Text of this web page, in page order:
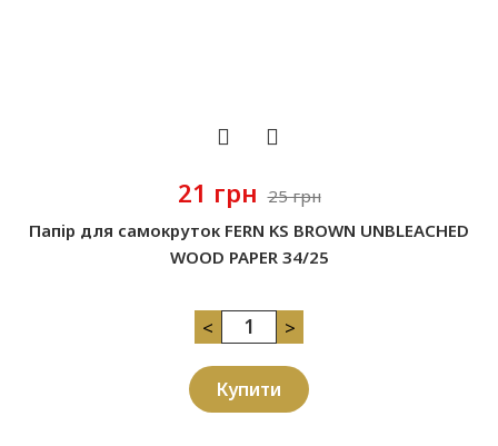
21 грн 25 грн
Папір для самокруток FERN KS BROWN UNBLEACHED
WOOD PAPER 34/25
< >
Купити